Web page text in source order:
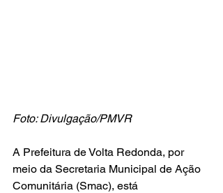
Foto: Divulgação/PMVR
A Prefeitura de Volta Redonda, por
meio da Secretaria Municipal de Ação
Comunitária (Smac), está